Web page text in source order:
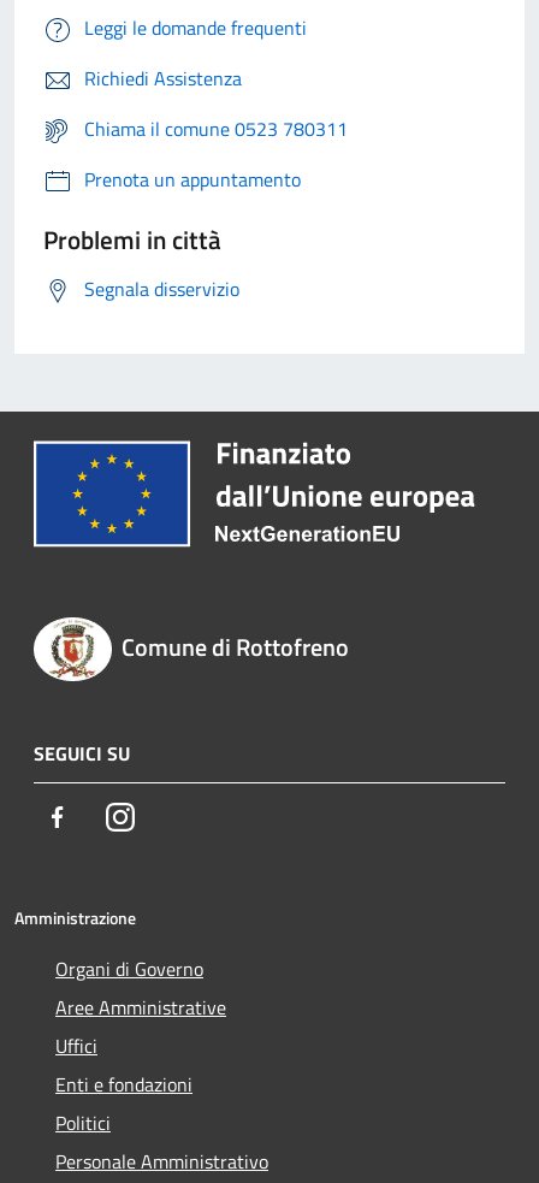
Leggi le domande frequenti
Richiedi Assistenza
Chiama il comune 0523 780311
Prenota un appuntamento
Problemi in città
Segnala disservizio
Comune di Rottofreno
SEGUICI SU
FacebookInstagram
Amministrazione
Organi di Governo
Aree Amministrative
Uffici
Enti e fondazioni
Politici
Personale Amministrativo